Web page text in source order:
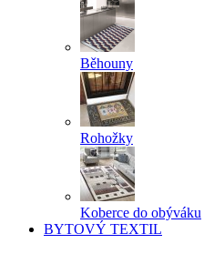
Běhouny
Rohožky
Koberce do obýváku
BYTOVÝ TEXTIL